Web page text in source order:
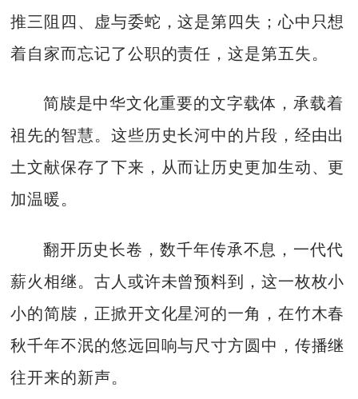
推三阻四、虚与委蛇，这是第四失；心中只想
着自家而忘记了公职的责任，这是第五失。
简牍是中华文化重要的文字载体，承载着
祖先的智慧。这些历史长河中的片段，经由出
土文献保存了下来，从而让历史更加生动、更
加温暖。
翻开历史长卷，数千年传承不息，一代代
薪火相继。古人或许未曾预料到，这一枚枚小
小的简牍，正掀开文化星河的一角，在竹木春
秋千年不泯的悠远回响与尺寸方圆中，传播继
往开来的新声。